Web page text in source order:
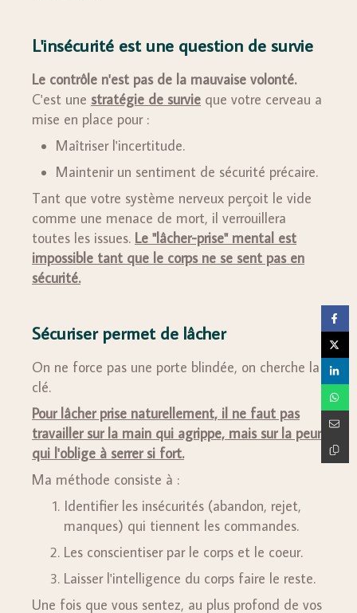
L'insécurité est une question de survie
Le contrôle n'est pas de la mauvaise volonté.
C'est une stratégie de survie que votre cerveau a
mise en place pour :
Maîtriser l'incertitude.
Maintenir un sentiment de sécurité précaire.
Tant que votre système nerveux perçoit le vide
comme une menace de mort, il verrouillera
toutes les issues. Le "lâcher-prise" mental est
impossible tant que le corps ne se sent pas en
sécurité.
Sécuriser permet de lâcher
On ne force pas une porte blindée, on cherche la
clé.
Pour lâcher prise naturellement, il ne faut pas
travailler sur la main qui agrippe, mais sur la peur
qui l'oblige à serrer si fort.
Ma méthode consiste à :
Identifier les insécurités (abandon, rejet,
manques) qui tiennent les commandes.
Les conscientiser par le corps et le coeur.
Laisser l'intelligence du corps faire le reste.
Une fois que vous sentez, au plus profond de vos